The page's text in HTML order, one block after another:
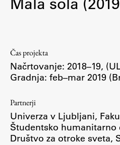
Čas projekta
Načrtovanje: 2018–19,
Gradnja: feb–mar 2019
Partnerji
Univerza v Ljubljani,
Študentsko humanitarno
Društvo za otroke sveta,